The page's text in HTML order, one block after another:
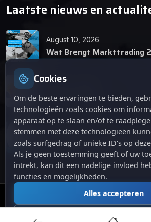
Laatste nieuws en
August 10, 2026
Wat Brengt Markttrading
June 24, 2026
Tips en Tricks
April 12, 2026
De opkomst van
revolutie in online handelen.
Markttrading. Alle rechten
Cookies
Om de beste ervaringen te bieden,
technologieën zoals cookies om
apparaat op te slaan en/of te
stemmen met deze technologieën
zoals surfgedrag of unieke ID's op
Als je geen toestemming geeft of uw
intrekt, kan dit een nadelige invloed
functies en mogelijkheden.
Alles accepteren
Alles afwijzen